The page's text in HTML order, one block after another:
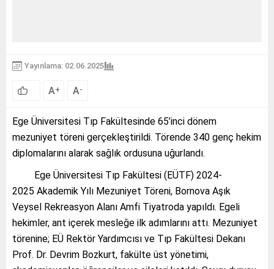
Yayınlama: 02.06.2025
A+ A-
Ege Üniversitesi Tıp Fakültesinde 65’inci dönem
mezuniyet töreni gerçekleştirildi. Törende 340 genç hekim
diplomalarını alarak sağlık ordusuna uğurlandı.
Ege Üniversitesi Tıp Fakültesi (EÜTF) 2024-
2025 Akademik Yılı Mezuniyet Töreni, Bornova Aşık
Veysel Rekreasyon Alanı Amfi Tiyatroda yapıldı. Egeli
hekimler, ant içerek mesleğe ilk adımlarını attı. Mezuniyet
törenine; EÜ Rektör Yardımcısı ve Tıp Fakültesi Dekanı
Prof. Dr. Devrim Bozkurt, fakülte üst yönetimi,